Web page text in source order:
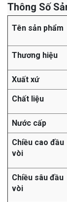
Thông Số
Tên sản phẩm
Thương hiệu
Xuất xứ
Chất liệu
Nước cấp
Chiều cao đầu
vòi
Chiều sâu đầu
vòi